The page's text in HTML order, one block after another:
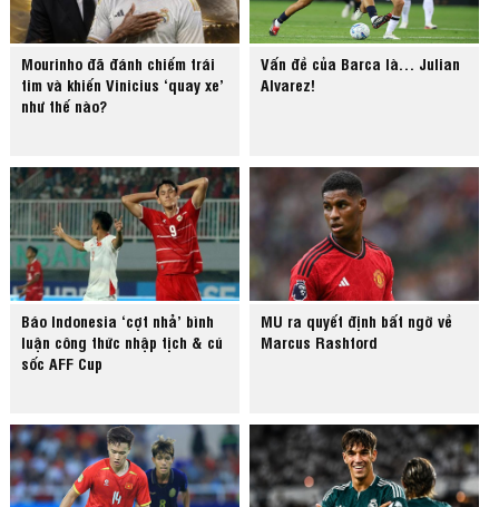
Mourinho đã đánh chiếm trái
tim và khiến Vinicius ‘quay xe’
như thế nào?
Vấn đề của Barca là… Julian
Alvarez!
Báo Indonesia ‘cợt nhả’ bình
luận công thức nhập tịch & cú
sốc AFF Cup
MU ra quyết định bất ngờ về
Marcus Rashford